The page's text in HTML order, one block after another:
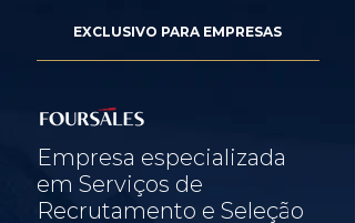
EXCLUSIVO PARA EMPRESAS
Empresa especializada
em Serviços de
Recrutamento e Seleção